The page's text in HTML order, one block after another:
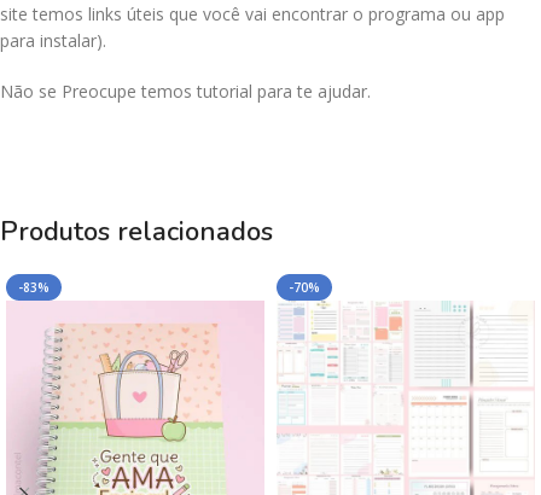
site temos links úteis que você vai encontrar o programa ou app
para instalar).
Não se Preocupe temos tutorial para te ajudar.
Produtos relacionados
-83% -70%